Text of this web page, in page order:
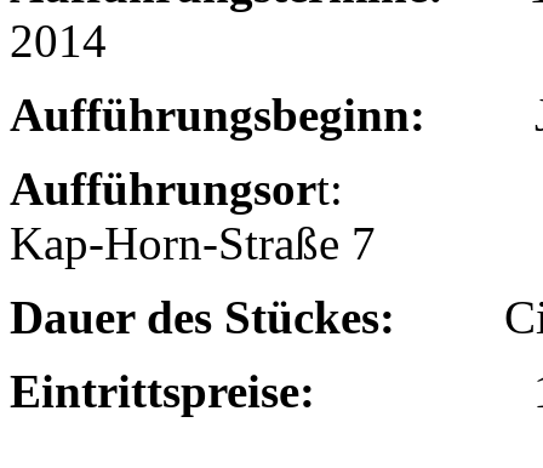
Aufführungsbeginn:
Aufführungsort:
Kap-Horn-Straße 7
Dauer des Stückes:
Eintrittspreise: 10